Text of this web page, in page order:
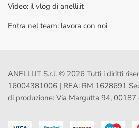
Video: il vlog di anelli.it
Entra nel team: lavora con noi
ANELLI.IT S.r.l. © 2026 Tutti i diritti
16004381006 | REA: RM 1628691
di produzione: Via Margutta 94, 00187